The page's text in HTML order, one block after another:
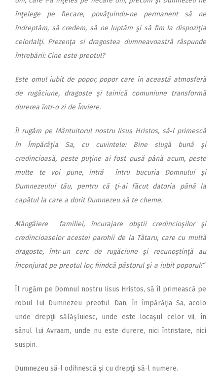
înţelege pe fiecare, povăţuindu‑ne permanent să ne
îndreptăm, să credem, să ne luptăm şi să fim la dispoziţia
celorlalţi. Prezenţa si dragostea dumneavoastră răspunde
întrebării: Cine este preotul?
Este omul iubit de popor, popor care în această atmosferă
de rugăciune, dragoste şi tainică comuniune transformă
durerea într‑o zi de Înviere.
Îl rugăm pe Mântuitorul nostru Iisus Hristos, să‑l primescă
în Împărăţia Sa, cu cuvintele: Bine slugă bună şi
credincioasă, peste puţine ai fost pusă până acum, peste
multe te voi pune, intră întru bucuria Domnului şi
Dumnezeului tău, pentru că ţi‑ai făcut datoria până la
capătul la care a dorit Dumnezeu să te cheme.
Mângâiere familiei, încurajare obştii credincioşilor şi
credincioaselor acestei parohii de la Tătaru, care cu multă
dragoste, într‑un cerc de rugăciune şi recunoştinţă au
înconjurat pe preotul lor, fiindcă păstorul şi‑a iubit poporul!“
Îl rugăm pe Domnul nostru Iisus Hristos, să îl primească pe
robul lui Dumnezeu preotul Dan, în împărăţia Sa, acolo
unde drepţii sălăşluiesc, unde este locaşul celor vii, în
sânul lui Avraam, unde nu este durere, nici întristare, nici
suspin.
Dumnezeu să‑l odihnescă şi cu drepţii să‑l numere.